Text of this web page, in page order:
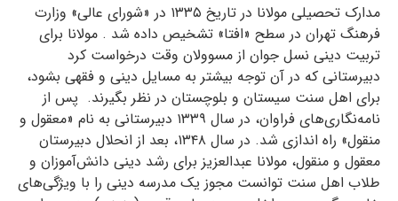
مدارک تحصیلی مولانا در تاریخ ۱۳۳۵ در «شورای عالی» وزارت
فرهنگ تهران در سطح «افتا» تشخیص داده شد . مولانا برای
تربیت دینی نسل جوان از مسوولان وقت درخواست کرد
دبیرستانی که در آن توجه بیشتر به مسایل دینی و فقهی بشود،
برای اهل سنت سیستان و بلوچستان در نظر بگیرند. پس از
نامه‌نگاری‌های فراوان، در سال ۱۳۳۹ دبیرستانی به نام «معقول و
منقول» راه اندازی شد. در سال ۱۳۴۸، بعد از انحلال دبیرستان
معقول و منقول، مولانا عبدالعزیز برای رشد دینی دانش‌آموزان و
طلاب اهل سنت توانست مجوز یک مدرسه دینی را با ویژگی‌های